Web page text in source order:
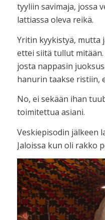
tyyliin savimaja, jossa
lattiassa oleva reikä.
Yritin kyykistyä, mutta
ettei siitä tullut
josta nappasin
hanurin taakse ristiin,
No, ei sekään ihan
toimitettua asiani.
Veskiepisodin jälkeen
Jaloissa kun oli rakko